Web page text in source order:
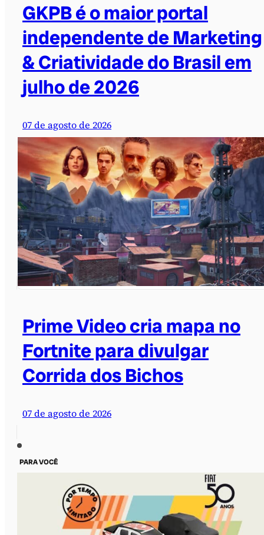
GKPB é o maior portal
independente de Marketing
& Criatividade do Brasil em
julho de 2026
07 de agosto de 2026
Prime Video cria mapa no
Fortnite para divulgar
Corrida dos Bichos
07 de agosto de 2026
PARA VOCÊ